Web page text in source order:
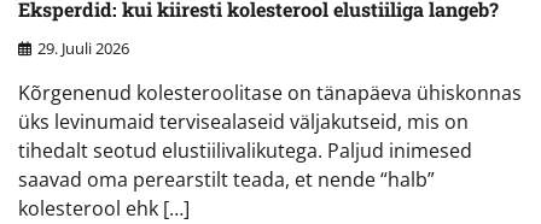
Eksperdid: kui kiiresti kolesterool elustiiliga langeb?
29. Juuli 2026
Kõrgenenud kolesteroolitase on tänapäeva ühiskonnas
üks levinumaid tervisealaseid väljakutseid, mis on
tihedalt seotud elustiilivalikutega. Paljud inimesed
saavad oma perearstilt teada, et nende “halb”
kolesterool ehk […]